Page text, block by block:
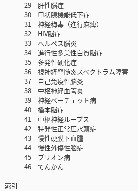
29 肝性脳症
30 甲状腺機能低下症
31 神経梅毒（進行麻痺）
32 HIV脳症
33 ヘルペス脳炎
34 進行性多巣性白質脳症
35 多発性硬化症
36 視神経脊髄炎スペクトラム障害
37 自己免疫性脳炎
38 中枢神経血管炎
39 神経ベーチェット病
40 橋本脳症
41 中枢神経ループス
42 特発性正常圧水頭症
43 慢性硬膜下血腫
44 慢性外傷性脳症
45 プリオン病
46 てんかん
索引